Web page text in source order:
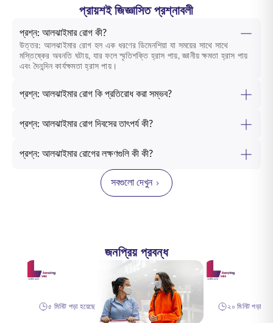
প্রায়শই জিজ্ঞাসিত প্রশ্নাবলী
প্রশ্ন: আলঝাইমার রোগ কী?
উত্তর: আলঝাইমার রোগ হল এক ধরণের ডিমেনশিয়া যা সময়ের সাথে সাথে
মস্তিষ্কের অবনতি ঘটায়, যার ফলে স্মৃতিশক্তি হ্রাস পায়, জ্ঞানীয় ক্ষমতা হ্রাস পায়
এবং দৈনন্দিন কার্যক্ষমতা হ্রাস পায়।
প্রশ্ন: আলঝাইমার রোগ কি প্রতিরোধ করা সম্ভব?
প্রশ্ন: আলঝাইমার রোগ দিবসের তাৎপর্য কী?
প্রশ্ন: আলঝাইমার রোগের লক্ষণগুলি কী কী?
সবগুলো দেখুন
জনপ্রিয় প্রবন্ধ
৫ মিনিট পড়া হয়েছে ২০ মিনিট পড়া